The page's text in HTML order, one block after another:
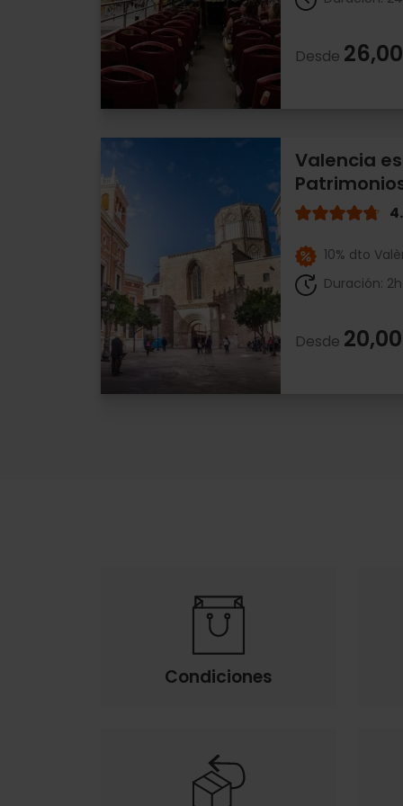
Desde
Valencia
10% dto
Duración: 2h
Desde
Condiciones